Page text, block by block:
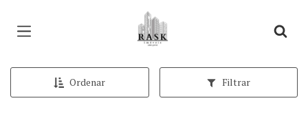
Página inicial
Ordenar Filtrar